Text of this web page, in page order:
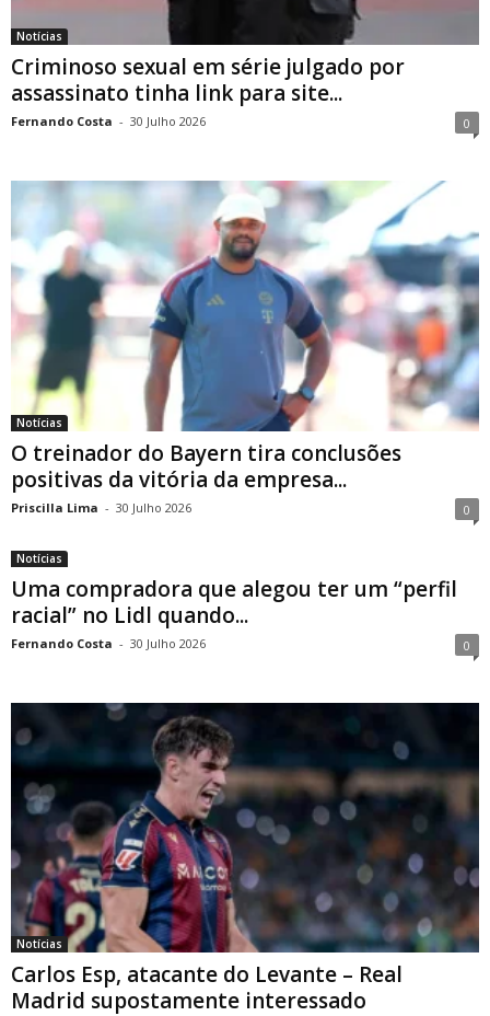
Notícias
Criminoso sexual em série julgado por
assassinato tinha link para site...
Fernando Costa - 30 Julho 2026 0
Notícias
O treinador do Bayern tira conclusões
positivas da vitória da empresa...
Priscilla Lima - 30 Julho 2026 0
Notícias
Uma compradora que alegou ter um “perfil
racial” no Lidl quando...
Fernando Costa - 30 Julho 2026 0
Notícias
Carlos Esp, atacante do Levante – Real
Madrid supostamente interessado